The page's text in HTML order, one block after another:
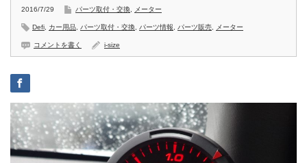
2016/7/29 パーツ取付・交換 メーター
Defi カー用品 パーツ取付・交換 パーツ情報 パーツ販売 メーター
コメントを書く i-size